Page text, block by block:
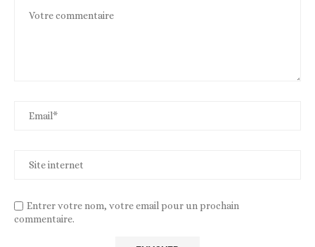
Entrer votre nom, votre email pour un prochain
commentaire.